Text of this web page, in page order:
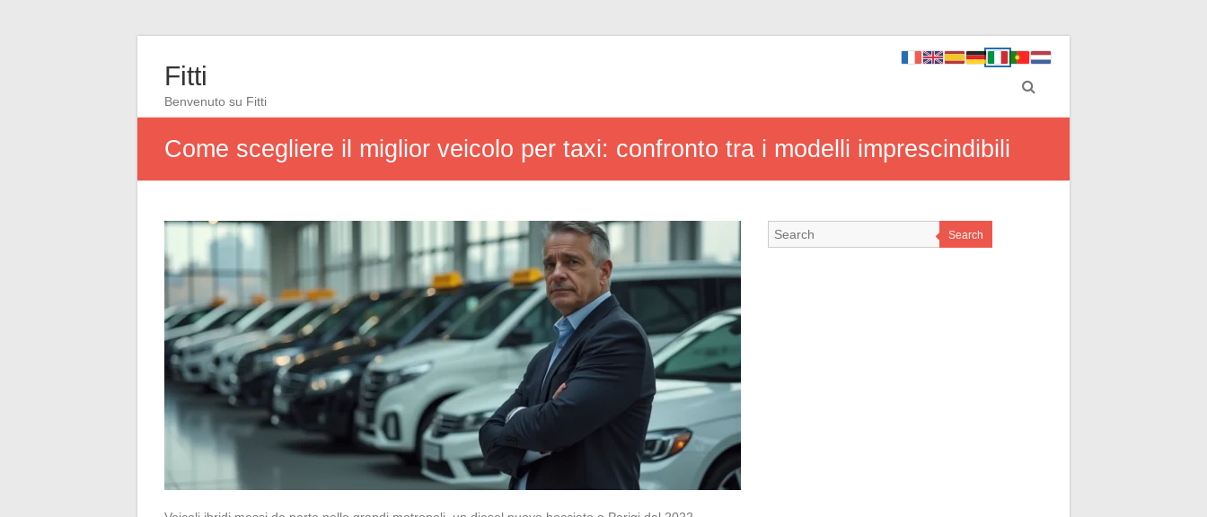
Fitti
Benvenuto su Fitti
Come scegliere il miglior veicolo per taxi: confronto tra i modelli imprescindibili
Search